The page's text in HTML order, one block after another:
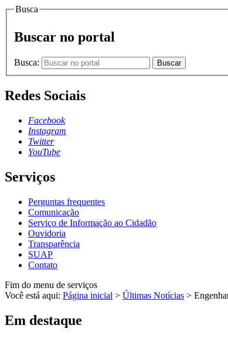
Busca
Buscar no portal
Busca: Buscar
Redes Sociais
Facebook
Instagram
Twitter
YouTube
Serviços
Perguntas frequentes
Comunicação
Serviço de Informação ao Cidadão
Ouvidoria
Transparência
SUAP
Contato
Fim do menu de serviços
Você está aqui: Página inicial > Últimas Notícias >
Em destaque